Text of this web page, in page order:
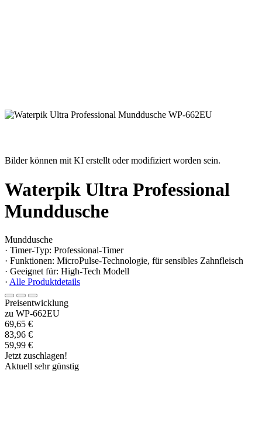
Bilder können mit KI erstellt oder modifiziert worden sein.
Waterpik Ultra Professional
Munddusche
Munddusche
· Timer-Typ: Professional-Timer
· Funktionen: MicroPulse-Technologie, für sensibles Zahnfleisch
· Geeignet für: High-Tech Modell
· Alle Produktdetails
Preisentwicklung
zu WP-662EU
69,65 €
83,96 €
59,99 €
Jetzt zuschlagen!
Aktuell sehr günstig